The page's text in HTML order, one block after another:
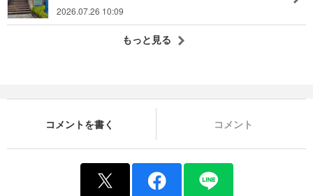
2026.07.26 10:09
もっと見る
コメントを書く コメント